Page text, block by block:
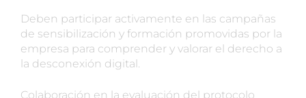
Deben participar activamente en las campañas
de sensibilización y formación promovidas por la
empresa para comprender y valorar el derecho a
la desconexión digital.
Colaboración en la evaluación del protocolo